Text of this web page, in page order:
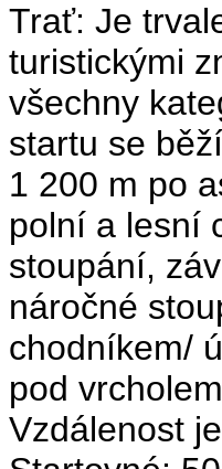
Trať: Je
turistickými
všechny
startu se
1 200 m po
polní a lesní
stoupání,
náročné
chodníkem/
pod
Vzdálenost